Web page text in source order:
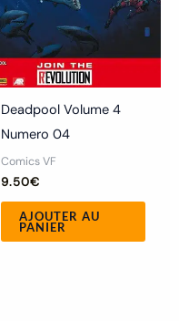
Deadpool Volume 4
Numero 04
Comics VF
9.50€
AJOUTER AU
PANIER